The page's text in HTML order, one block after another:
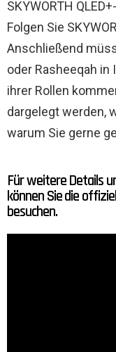
SKYWORTH
Folgen Sie
Anschließend
oder Rasheeqah
ihrer Rollen
dargelegt werden,
warum Sie gerne
Für weitere Details
können Sie die
besuchen.